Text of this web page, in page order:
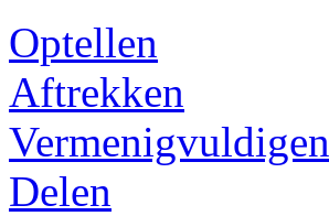
Optellen
Aftrekken
Vermenigvuldigen
Delen